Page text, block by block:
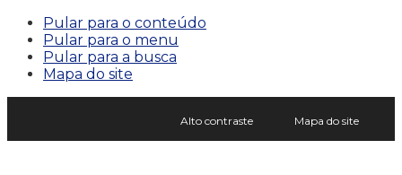
Pular para o conteúdo
Pular para o menu
Pular para a busca
Mapa do site
Alto contraste Mapa do site